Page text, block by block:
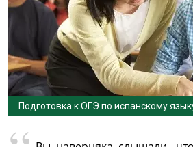
Подготовка к ОГЭ по испанскому